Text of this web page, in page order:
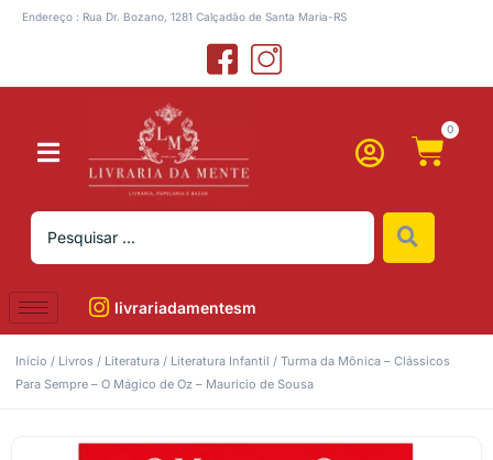
Endereço : Rua Dr. Bozano, 1281 Calçadão de Santa Maria-RS
0
livrariadamentesm
Início / Livros / Literatura / Literatura Infantil / Turma da Mônica – Clássicos
Para Sempre – O Mágico de Oz – Mauricio de Sousa